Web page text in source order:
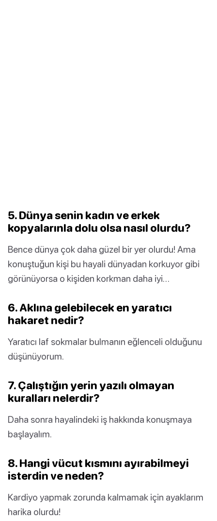
5. Dünya senin kadın ve erkek
kopyalarınla dolu olsa nasıl olurdu?
Bence dünya çok daha güzel bir yer olurdu! Ama
konuştuğun kişi bu hayali dünyadan korkuyor gibi
görünüyorsa o kişiden korkman daha iyi…
6. Aklına gelebilecek en yaratıcı
hakaret nedir?
Yaratıcı laf sokmalar bulmanın eğlenceli olduğunu
düşünüyorum.
7. Çalıştığın yerin yazılı olmayan
kuralları nelerdir?
Daha sonra hayalindeki iş hakkında konuşmaya
başlayalım.
8. Hangi vücut kısmını ayırabilmeyi
isterdin ve neden?
Kardiyo yapmak zorunda kalmamak için ayaklarım
harika olurdu!